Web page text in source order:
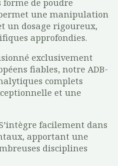
une manipulation
un dosage rigoureux,
approfondies.
exclusivement
fiables, notre ADB-
complets
et une
facilement dans
apportant une
disciplines